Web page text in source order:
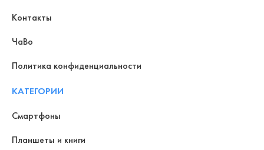
Контакты
ЧаВо
Политика конфиденциальности
КАТЕГОРИИ
Смартфоны
Планшеты и книги